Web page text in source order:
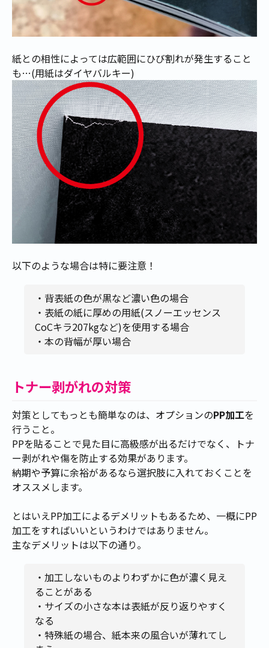
紙との相性によっては広範囲にひび割れが発生すること
も…(用紙はダイヤバルキー)
以下のような場合は特に要注意！
・背表紙の色が黒など濃い色の場合
・表紙の紙に厚めの用紙(スノーエッセンス
CoCキラ207kgなど)を使用する場合
・本の背幅が厚い場合
トナー剥がれの対策
対策としてもっとも簡単なのは、オプションのPP加工を
行うこと。
PPを貼ることで見た目に高級感が出るだけでなく、トナ
ー剥がれや傷を防止する効果があります。
納期や予算に余裕があるなら選択肢に入れておくことを
オススメします。
とはいえPP加工によるデメリットもあるため、一概にPP
加工をすればいいというわけではありません。
主なデメリットは以下の通り。
・加工しないものよりわずかに色が濃く見え
ることがある
・サイズの小さな本は表紙が反り返りやすく
なる
・特殊紙の場合、紙本来の風合いが薄れてし